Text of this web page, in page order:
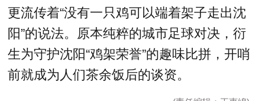
更流传着“没有一只鸡可以端着架子走出沈
阳”的说法。原本纯粹的城市足球对决，衍
生为守护沈阳“鸡架荣誉”的趣味比拼，开哨
前就成为人们茶余饭后的谈资。